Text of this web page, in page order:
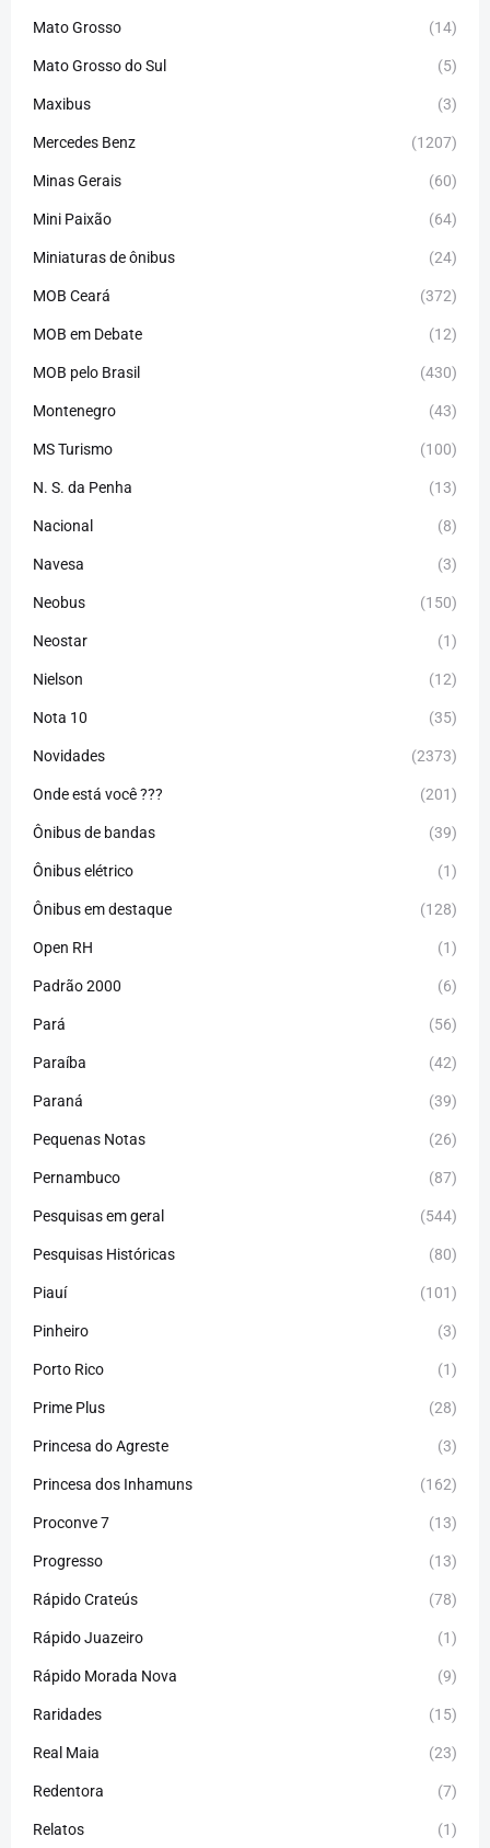
Mato Grosso (14)
Mato Grosso do Sul (5)
Maxibus (3)
Mercedes Benz (1207)
Minas Gerais (60)
Mini Paixão (64)
Miniaturas de ônibus (24)
MOB Ceará (372)
MOB em Debate (12)
MOB pelo Brasil (430)
Montenegro (43)
MS Turismo (100)
N. S. da Penha (13)
Nacional (8)
Navesa (3)
Neobus (150)
Neostar (1)
Nielson (12)
Nota 10 (35)
Novidades (2373)
Onde está você ??? (201)
Ônibus de bandas (39)
Ônibus elétrico (1)
Ônibus em destaque (128)
Open RH (1)
Padrão 2000 (6)
Pará (56)
Paraíba (42)
Paraná (39)
Pequenas Notas (26)
Pernambuco (87)
Pesquisas em geral (544)
Pesquisas Históricas (80)
Piauí (101)
Pinheiro (3)
Porto Rico (1)
Prime Plus (28)
Princesa do Agreste (3)
Princesa dos Inhamuns (162)
Proconve 7 (13)
Progresso (13)
Rápido Crateús (78)
Rápido Juazeiro (1)
Rápido Morada Nova (9)
Raridades (15)
Real Maia (23)
Redentora (7)
Relatos (1)